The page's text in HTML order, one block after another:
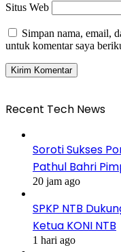
Situs Web
Simpan nama, email,
untuk komentar saya
Recent Tech News
Soroti Sukses
Pathul Bahri
20 jam ago
SPKP NTB
Ketua KONI NTB
1 hari ago